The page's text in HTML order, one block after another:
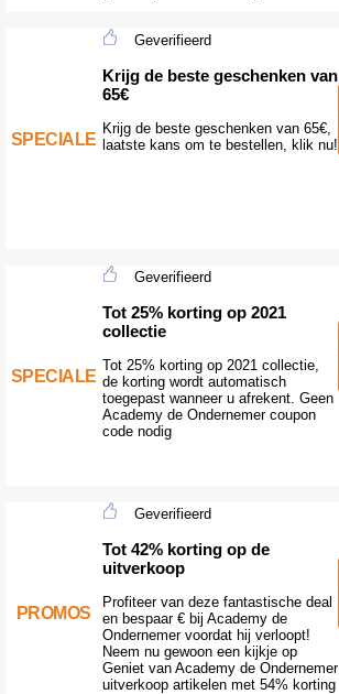
SPECIALE
Geverifieerd
Krijg de beste geschenken van
65€
Krijg de beste geschenken van 65€,
laatste kans om te bestellen, klik nu!
SPECIALE
Geverifieerd
Tot 25% korting op 2021
collectie
Tot 25% korting op 2021 collectie,
de korting wordt automatisch
toegepast wanneer u afrekent. Geen
Academy de Ondernemer coupon
code nodig
PROMOS
Geverifieerd
Tot 42% korting op de
uitverkoop
Profiteer van deze fantastische deal
en bespaar € bij Academy de
Ondernemer voordat hij verloopt!
Neem nu gewoon een kijkje op
Geniet van Academy de Ondernemer
uitverkoop artikelen met 54% korting